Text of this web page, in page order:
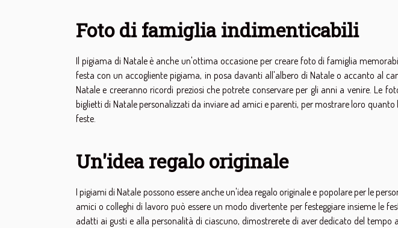
Foto di famiglia indimenticabili
Il pigiama di Natale è anche un'ottima occasione per creare foto di famiglia
festa con un accogliente pigiama, in posa davanti all'albero di Natale o accanto al
Natale e creeranno ricordi preziosi che potrete conservare per gli anni a venire. Le
biglietti di Natale personalizzati da inviare ad amici e parenti, per mostrare loro
feste.
Un'idea regalo originale
I pigiami di Natale possono essere anche un'idea regalo originale e popolare per le
amici o colleghi di lavoro può essere un modo divertente per festeggiare insieme le
adatti ai gusti e alla personalità di ciascuno, dimostrerete di aver dedicato del tempo